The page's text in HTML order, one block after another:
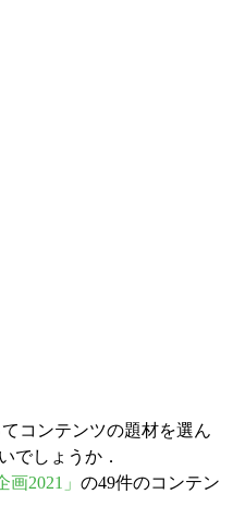
コンテンツの題材を選ん
でしょうか．
画2021」 の49件のコンテン